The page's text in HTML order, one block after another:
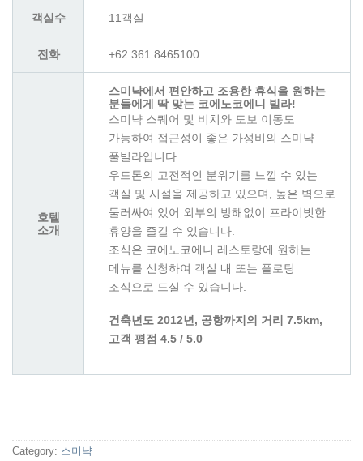
객실수 11객실
전화 +62 361 8465100
호텔
소개
스미냑에서 편안하고 조용한 휴식을 원하는
분들에게 딱 맞는 코에노코에니 빌라!
스미냑 스퀘어 및 비치와 도보 이동도
가능하여 접근성이 좋은 가성비의 스미냑
풀빌라입니다.
우드톤의 고전적인 분위기를 느낄 수 있는
객실 및 시설을 제공하고 있으며, 높은 벽으로
둘러싸여 있어 외부의 방해없이 프라이빗한
휴양을 즐길 수 있습니다.
조식은 코에노코에니 레스토랑에 원하는
메뉴를 신청하여 객실 내 또는 플로팅
조식으로 드실 수 있습니다.
건축년도 2012년, 공항까지의 거리 7.5km,
고객 평점 4.5 / 5.0
Category: 스미냑